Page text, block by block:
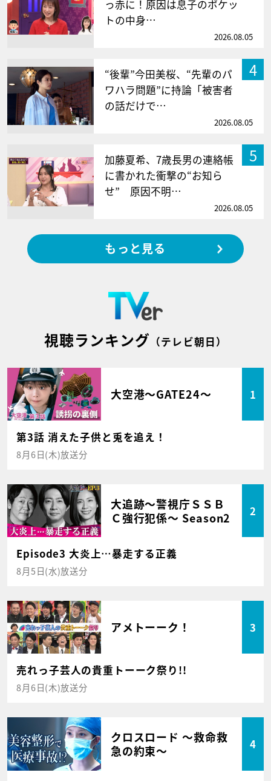
っ赤に！原因は息子のポケッ
トの中身…
2026.08.05
4
“後輩”今田美桜、“先輩のパ
ワハラ問題”に持論「被害者
の話だけで…
2026.08.05
5
加藤夏希、7歳長男の連絡帳
に書かれた衝撃の“お知ら
せ” 原因不明…
2026.08.05
もっと見る
視聴ランキング （テレビ朝日）
大空港～GATE24～ 1
第3話 消えた子供と兎を追え！
8月6日(木)放送分
大追跡～警視庁ＳＳＢ
Ｃ強行犯係～ Season2
2
Episode3 大炎上…暴走する正義
8月5日(水)放送分
アメトーーク！ 3
売れっ子芸人の貴重トーーク祭り!!
8月6日(木)放送分
クロスロード ～救命救
急の約束～
4